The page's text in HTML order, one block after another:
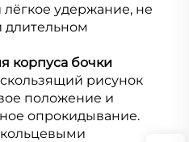
удержание, не
длительном
корпуса бочки
рисунок
положение и
опрокидывание.